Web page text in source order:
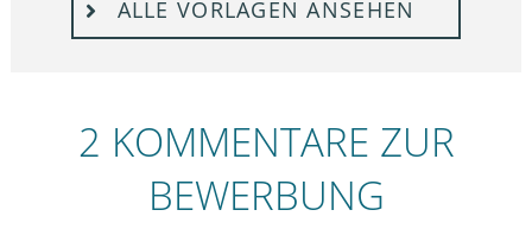
ALLE VORLAGEN ANSEHEN
2 KOMMENTARE ZUR
BEWERBUNG